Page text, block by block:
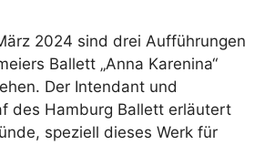
2024 sind drei Aufführungen
Ballett „Anna Karenina“
Der Intendant und
des Hamburg Ballett erläutert
speziell dieses Werk für